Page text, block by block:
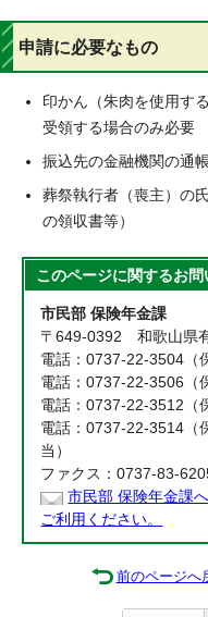
申請に必要なもの
印かん（朱肉を使用す
受領する場合のみ必要
振込先の金融機関の通
葬祭執行者（喪主）の
の領収書等）
このページに関するお問
市民部 保険年金課
〒649-0392 和歌山県
電話：0737-22-3504（
電話：0737-22-3506（
電話：0737-22-3512（
電話：0737-22-3514（
当）
ファクス：0737-83-
市民部 保険年金課
ご利用ください。
前のページへ